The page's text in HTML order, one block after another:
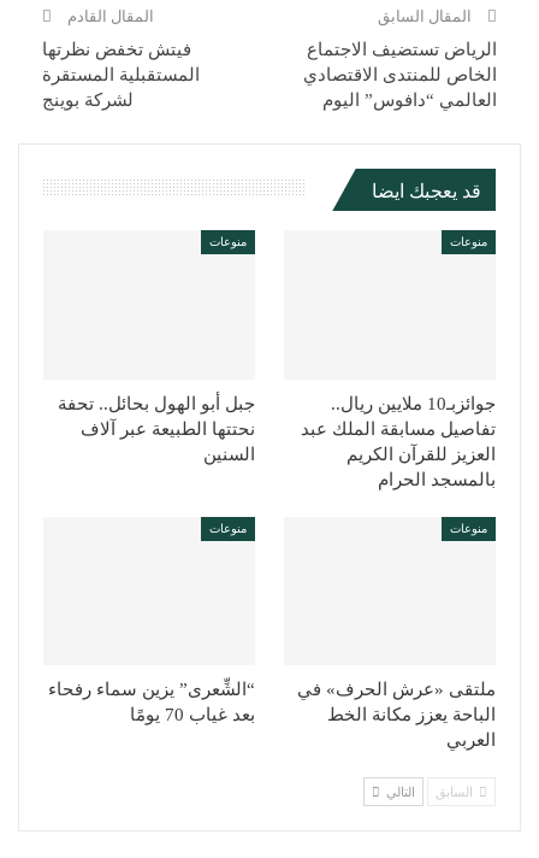
المقال السابق
الرياض تستضيف الاجتماع
الخاص للمنتدى الاقتصادي
العالمي “دافوس” اليوم
المقال القادم
فيتش تخفض نظرتها
المستقبلية المستقرة
لشركة بوينج
قد يعجبك ايضا
منوعات
جوائزبـ10 ملايين ريال..
تفاصيل مسابقة الملك عبد
العزيز للقرآن الكريم
بالمسجد الحرام
منوعات
جبل أبو الهول بحائل.. تحفة
نحتتها الطبيعة عبر آلاف
السنين
منوعات
ملتقى «عرش الحرف» في
الباحة يعزز مكانة الخط
العربي
منوعات
“الشِّعرى” يزين سماء رفحاء
بعد غياب 70 يومًا
السابق التالي